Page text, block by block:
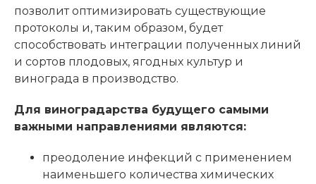
позволит оптимизировать существующие
протоколы и, таким образом, будет
способствовать интеграции полученных линий
и сортов плодовых, ягодных культур и
винограда в производство.
Для виноградарства будущего самыми
важными направлениями являются:
преодоление инфекций с применением
наименьшего количества химических